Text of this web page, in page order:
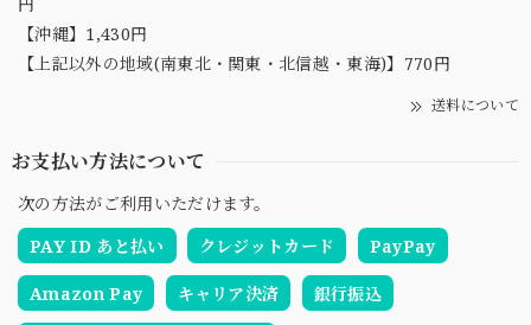
【沖縄】1,430円
【上記以外の地域(南東北・関東・北信越・東海)】770円
送料について
お支払い方法について
次の方法がご利用いただけます。
PAY ID あと払い
クレジットカード PayPay
Amazon Pay キャリア決済 銀行振込